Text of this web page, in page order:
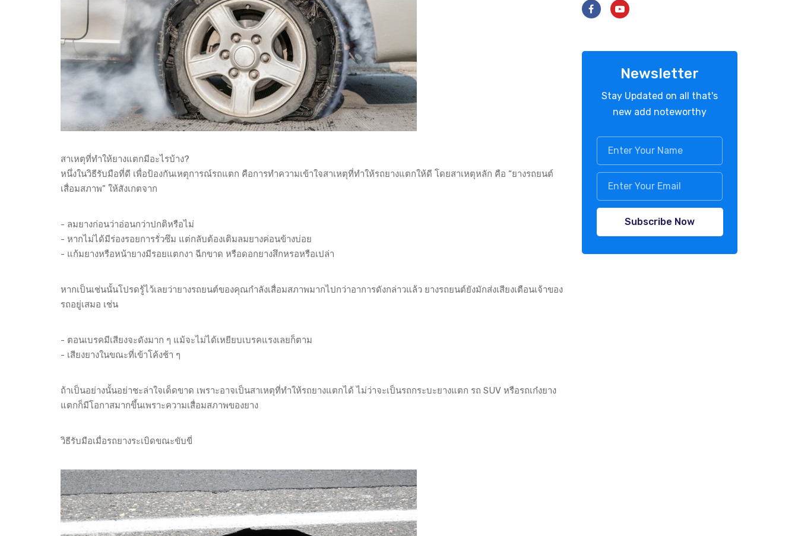
สาเหตุที่ทำให้ยางแตกมีอะไรบ้าง?
หนึ่งในวิธีรับมือที่ดี เพื่อป้องกันเหตุการณ์รถแตก คือการทำความเข้าใจสาเหตุที่ทำให้รถยางแตกให้ดี โดยสาเหตุหลัก คือ “ยางรถยนต์
เสื่อมสภาพ” ให้สังเกตจาก
- ลมยางก่อนว่าอ่อนกว่าปกติหรือไม่
- หากไม่ได้มีร่องรอยการรั่วซึม แต่กลับต้องเติมลมยางค่อนข้างบ่อย
- แก้มยางหรือหน้ายางมีรอยแตกงา ฉีกขาด หรือดอกยางสึกหรอหรือเปล่า
หากเป็นเช่นนั้นโปรดรู้ไว้เลยว่ายางรถยนต์ของคุณกำลังเสื่อมสภาพมากไปกว่าอาการดังกล่าวแล้ว ยางรถยนต์ยังมักส่งเสียงเตือนเจ้าของ
รถอยู่เสมอ เช่น
- ตอนเบรคมีเสียงจะดังมาก ๆ แม้จะไม่ได้เหยียบเบรคแรงเลยก็ตาม
- เสียงยางในขณะที่เข้าโค้งช้า ๆ
ถ้าเป็นอย่างนั้นอย่าชะล่าใจเด็ดขาด เพราะอาจเป็นสาเหตุที่ทำให้รถยางแตกได้ ไม่ว่าจะเป็นรถกระบะยางแตก รถ SUV หรือรถเก๋งยาง
แตกก็มีโอกาสมากขึ้นเพราะความเสื่อมสภาพของยาง
วิธีรับมือเมื่อรถยางระเบิดขณะขับขี่
Newsletter
Stay Updated on all that's
new add noteworthy
Subscribe Now